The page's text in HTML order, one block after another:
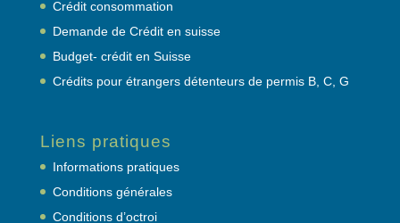
Crédit consommation
Demande de Crédit en suisse
Budget- crédit en Suisse
Crédits pour étrangers détenteurs de permis B, C, G
Liens pratiques
Informations pratiques
Conditions générales
Conditions d’octroi